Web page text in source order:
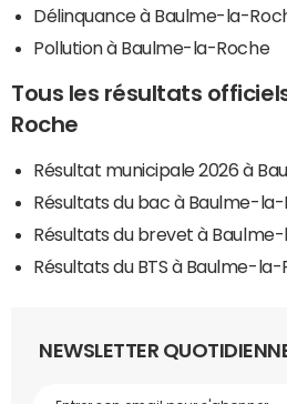
Délinquance à Baulme-la-
Pollution à Baulme-la-Roche
Tous les résultats
Roche
Résultat municipale 2026 à
Résultats du bac à Baulme-la-
Résultats du brevet à
Résultats du BTS à Baulme-la-
NEWSLETTER